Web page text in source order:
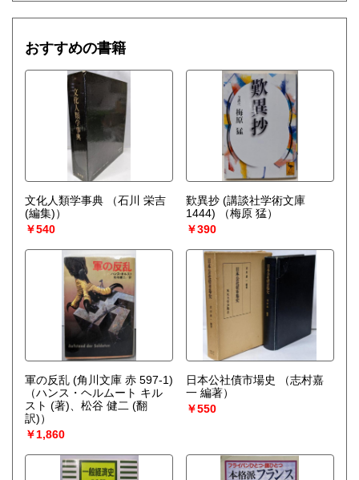
おすすめの書籍
文化人類学事典
（石川 栄吉
(編集)）
￥540
歎異抄 (講談社学術文庫
1444)
（梅原 猛）
￥390
軍の反乱 (角川文庫 赤 597-1)
（ハンス・ヘルムート キル
スト (著)、松谷 健二 (翻
訳)）
￥1,860
日本公社債市場史
（志村嘉
一 編著）
￥550